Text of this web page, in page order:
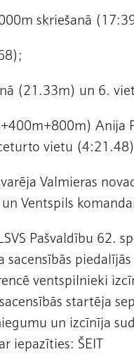
skriešanā
(21.33m) un 6.
Anija
vietu
Valmieras
Ventspils
Pašvaldību 62.
ventspilnieki
startēja
un izcīnīja
iepazīties: ŠEIT